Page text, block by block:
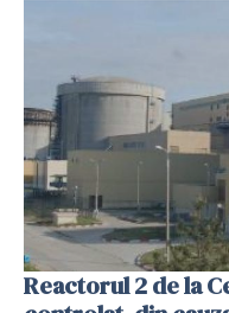
Reactorul 2 de la